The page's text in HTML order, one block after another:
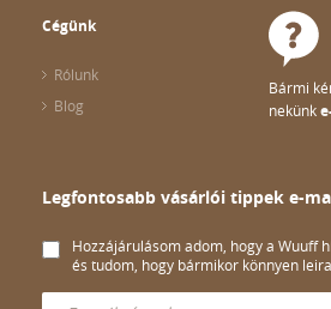
Cégünk
Rólunk
Blog
Bármi
nekünk
Legfontosabb vásárlói tippek e-
Hozzájárulásom adom, hogy a Wuuff
és tudom, hogy bármikor könnyen